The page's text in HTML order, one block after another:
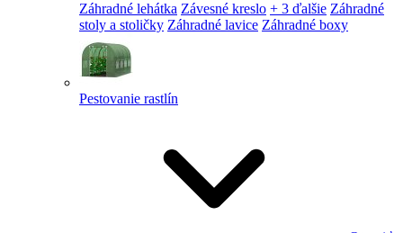
Záhradné lehátka Závesné kreslo + 3 ďalšie Záhradné
stoly a stoličky Záhradné lavice Záhradné boxy
Pestovanie rastlín